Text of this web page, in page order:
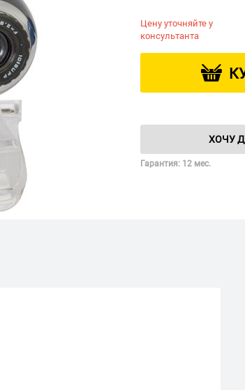
Цену уточняйте у
консультанта
ХОЧУ
Гарантия: 12 мес.